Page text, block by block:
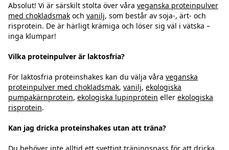
Absolut! Vi är särskilt stolta över våra veganska proteinpulver
med chokladsmak och vanilj, som består av soja-, ärt- och
risprotein. De är härligt krämiga och löser sig väl i vätska –
inga klumpar!
Vilka proteinpulver är laktosfria?
För laktosfria proteinshakes kan du välja våra veganska
proteinpulver med chokladsmak, vanilj, ekologiska
pumpakärnprotein, ekologiska lupinprotein eller ekologiska
risprotein.
Kan jag dricka proteinshakes utan att träna?